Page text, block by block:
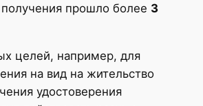
прошло более 3
целей, например, для
на вид на жительство
удостоверения